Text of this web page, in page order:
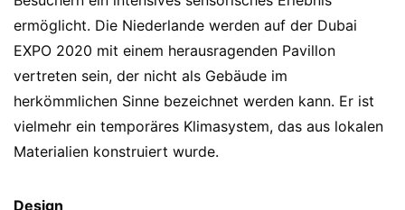
ermöglicht. Die Niederlande werden auf der Dubai
EXPO 2020 mit einem herausragenden Pavillon
vertreten sein, der nicht als Gebäude im
herkömmlichen Sinne bezeichnet werden kann. Er ist
vielmehr ein temporäres Klimasystem, das aus lokalen
Materialien konstruiert wurde.
Design